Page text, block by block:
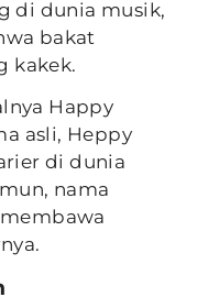
di dunia musik,
bakat
kakek.
Happy
asli, Heppy
di dunia
nama